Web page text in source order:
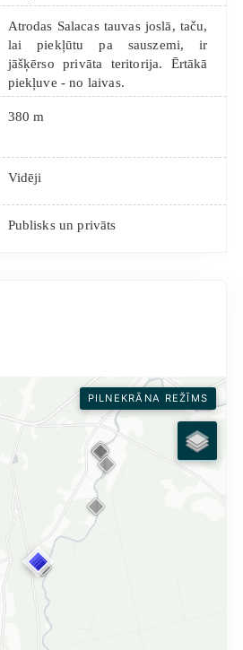
Atrodas Salacas tauvas joslā, taču,
lai piekļūtu pa sauszemi, ir
jāšķērso privāta teritorija. Ērtākā
piekļuve - no laivas.
380 m
Vidēji
Publisks un privāts
PILNEKRĀNA REŽĪMS